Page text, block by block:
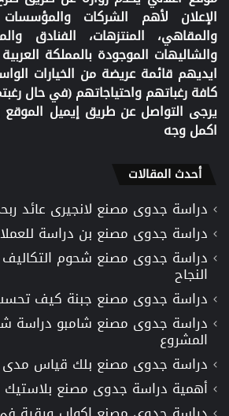
الإعلان لأهم الشركات
والمقاهي، المنتزهات، الفنادق
والشاليهات الموجودة بالمملكة
ايديهم قائمة عريضة من الخيارات
كافة رغباتهم واحتياجاتهم (في حال
يرجى التواصل عن طريق إيميل
اكمل وجه
أحدث المقالات
دراسة جدوى مصنع لانجيرى عائد
دراسة جدوى مصنع بن دراسة
دراسة جدوى مصنع شحوم التكاليف
النجاح
دراسة جدوى مصنع جبنة كيف تحسب
دراسة جدوى مصنع شامبو دراسة
المشروع
دراسة جدوى مصنع بلك قياس مدى
أهمية دراسة جدوى مصنع بلاستيك